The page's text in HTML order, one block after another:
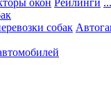
окон Рейлинги
собак